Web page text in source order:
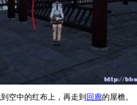
空中的红布上，再走到 回廊的屋檐。